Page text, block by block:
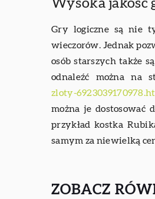
Wysoka jakość
Gry logiczne są nie
wieczorów. Jednak
osób starszych także
odnaleźć można na
zloty-
można je dostosować
przykład kostka
samym za niewielką
ZOBACZ